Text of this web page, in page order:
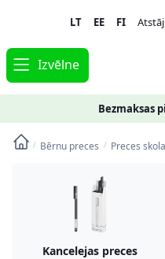
navigation
content
LT EE FI
Izvēlne
Bezmaksas
/ Bērnu preces / Preces
Kancelejas preces